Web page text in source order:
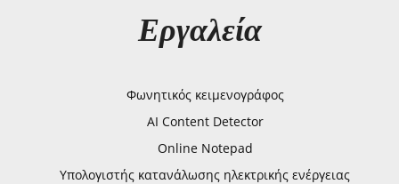
Εργαλεία
Φωνητικός κειμενογράφος
AI Content Detector
Online Notepad
Υπολογιστής κατανάλωσης ηλεκτρικής ενέργειας